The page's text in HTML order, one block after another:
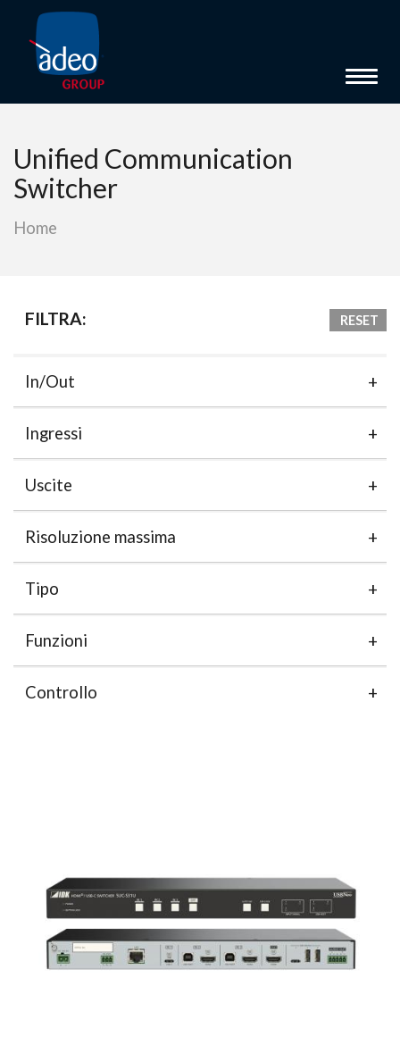
Unified Communication
Switcher
Home
FILTRA: RESET
In/Out
Ingressi
Uscite
Risoluzione massima
Tipo
Funzioni
Controllo